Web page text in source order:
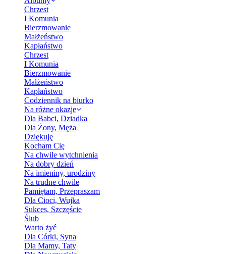
Chrzest
I Komunia
Bierzmowanie
Małżeństwo
Kapłaństwo
Chrzest
I Komunia
Bierzmowanie
Małżeństwo
Kapłaństwo
Codziennik na biurko
Na różne okazje
Dla Babci, Dziadka
Dla Żony, Męża
Dziękuję
Kocham Cię
Na chwile wytchnienia
Na dobry dzień
Na imieniny, urodziny
Na trudne chwile
Pamiętam, Przepraszam
Dla Cioci, Wujka
Sukces, Szczęście
Ślub
Warto żyć
Dla Córki, Syna
Dla Mamy, Taty